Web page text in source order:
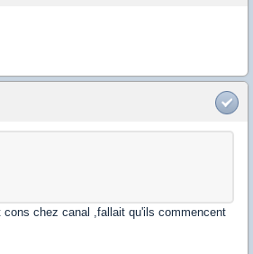
chez canal ,fallait qu'ils commencent